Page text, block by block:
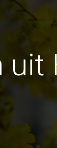
uit